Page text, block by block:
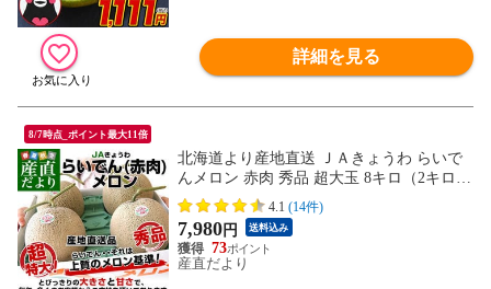
詳細を見る
8/7時点_ポイント最大11倍
北海道より産地直送 ＪＡきょうわ らいで
んメロン 赤肉 秀品 超大玉 8キロ（2キロ×4
玉）送料無料 北海道メロン お中元 ギフト
4.1 (14件)
7,980円 送料込み
73
産直だより